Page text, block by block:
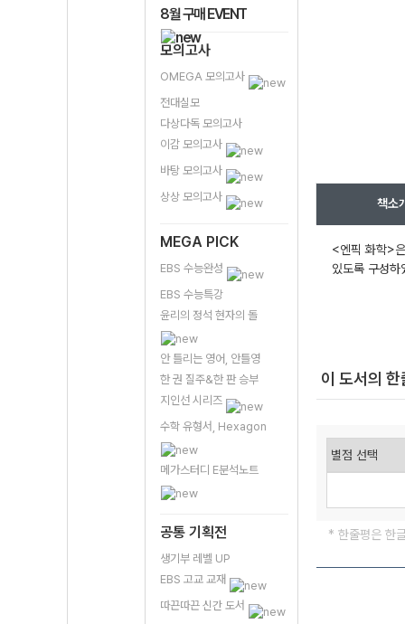
8월 구매 EVENT
모의고사
OMEGA 모의고사
전대실모
다상다독 모의고사
이감 모의고사
바탕 모의고사
상상 모의고사
MEGA PICK
EBS 수능완성
EBS 수능특강
윤리의 정석 현자의 돌
안 틀리는 영어, 안틀영
한 권 질주&한 판 승부
지인선 시리즈
수학 유형서, Hexagon
메가스터디 E분석노트
공통 기획전
생기부 레벨 UP
EBS 고교 교재
따끈따끈 신간 도서
책소
<엔픽 화학>
있도록 구성하
이 도서의 한
* 한줄평은 한